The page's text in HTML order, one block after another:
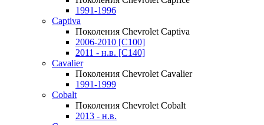
1991-1996
Captiva
Поколения Chevrolet Captiva
2006-2010 [C100]
2011 - н.в. [C140]
Cavalier
Поколения Chevrolet Cavalier
1991-1999
Cobalt
Поколения Chevrolet Cobalt
2013 - н.в.